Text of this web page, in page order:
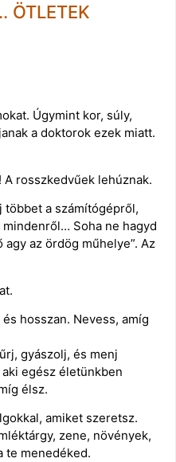
ÖTLETEK
Úgymint kor, súly,
a doktorok ezek miatt.
rosszkedvűek lehúznak.
többet a számítógépről,
Soha ne hagyd
az ördög műhelye”. Az
hosszan. Nevess, amíg
gyászolj, és menj
egész életünkben
élsz.
amiket szeretsz.
zene, növények,
te menedéked.